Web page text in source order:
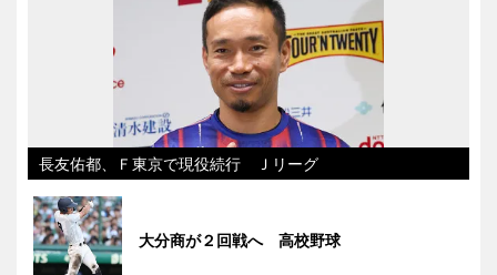
長友佑都、Ｆ東京で現役続行 Ｊリーグ
大分商が２回戦へ 高校野球